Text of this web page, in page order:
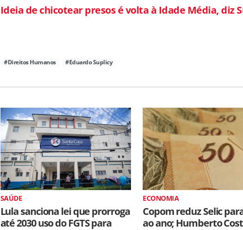
Ideia de chicotear presos é volta à Idade Média, diz
#Direitos Humanos #Eduardo Suplicy
SAÚDE
Lula sanciona lei que prorroga
até 2030 uso do FGTS para
ECONOMIA
Copom reduz Selic
ao ano; Humberto